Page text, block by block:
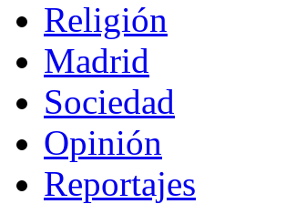
Religión
Madrid
Sociedad
Opinión
Reportajes